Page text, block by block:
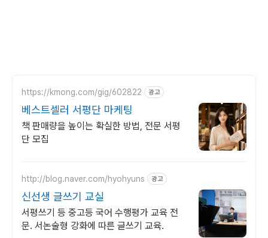
https://kmong.com/gig/602822 광고
베스트셀러 서평단 마케팅
책 판매량을 높이는 확실한 방법, 전문 서평
단 모집
http://blog.naver.com/hyohyuns 광고
신선생 글쓰기 교실
서평쓰기 등 중고등 국어 수행평가 교육 전
문. 서논술형 강화에 따른 글쓰기 교육.